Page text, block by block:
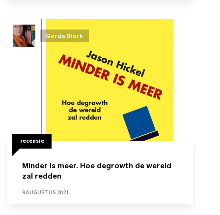
recensie
Minder is meer. Hoe degrowth de wereld
zal redden
9 AUGUSTUS 2021
Gerda Sterk